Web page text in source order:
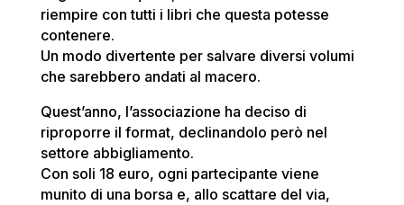
riempire con tutti i libri che questa potesse
contenere.
Un modo divertente per salvare diversi volumi
che sarebbero andati al macero.
Quest’anno, l’associazione ha deciso di
riproporre il format, declinandolo però nel
settore abbigliamento.
Con soli 18 euro, ogni partecipante viene
munito di una borsa e, allo scattare del via,